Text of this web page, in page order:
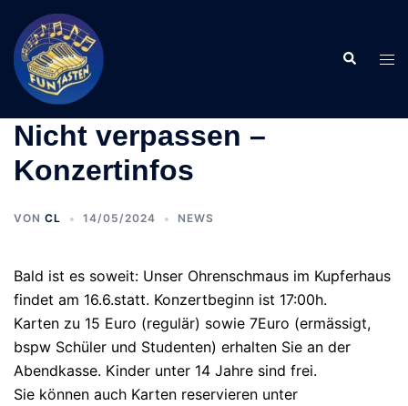
Inhalt
springen
Suche
Nicht verpassen –
Konzertinfos
VON CL 14/05/2024 NEWS
Bald ist es soweit: Unser Ohrenschmaus im Kupferhaus
findet am 16.6.statt. Konzertbeginn ist 17:00h.
Karten zu 15 Euro (regulär) sowie 7Euro (ermässigt,
bspw Schüler und Studenten) erhalten Sie an der
Abendkasse. Kinder unter 14 Jahre sind frei.
Sie können auch Karten reservieren unter